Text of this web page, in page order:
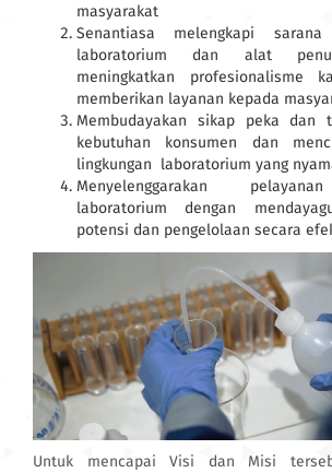
masyarakat
Senantiasa melengkapi
laboratorium dan alat
meningkatkan profesionalisme
memberikan layanan kepada
Membudayakan sikap peka dan
kebutuhan konsumen dan
lingkungan laboratorium yang
Menyelenggarakan
laboratorium dengan
potensi dan pengelolaan secara
Untuk mencapai Visi dan Misi